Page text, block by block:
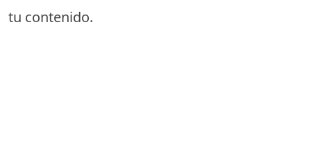
tu contenido.